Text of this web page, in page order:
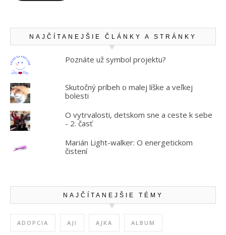
NAJČÍTANEJŠIE ČLÁNKY A STRÁNKY
Poznáte už symbol projektu?
Skutočný príbeh o malej líške a veľkej
bolesti
O vytrvalosti, detskom sne a ceste k sebe
- 2. časť
Marián Light-walker: O energetickom
čistení
NAJČÍTANEJŠIE TÉMY
ADOPCIA AJI AJKA ALBUM